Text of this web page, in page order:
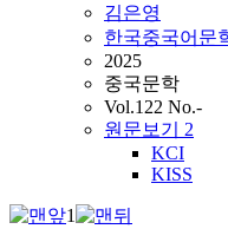
김은영
한국중국어문
2025
중국문학
Vol.122 No.-
원문보기 2
KCI
KISS
1